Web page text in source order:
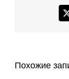
Похожие